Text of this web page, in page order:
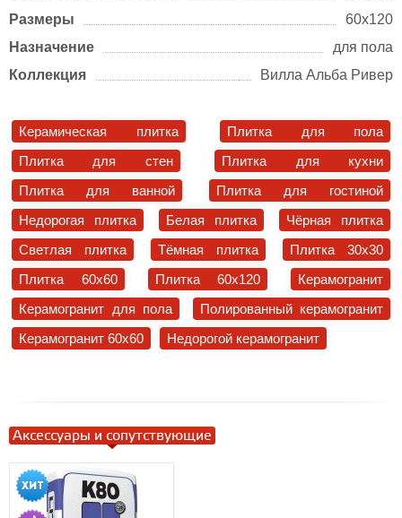
Размеры
60х120
Назначение
для пола
Коллекция
Вилла Альба Ривер
Керамическая плитка
Плитка для пола
Плитка для стен
Плитка для кухни
Плитка для ванной
Плитка для гостиной
Недорогая плитка
Белая плитка
Чёрная плитка
Светлая плитка
Тёмная плитка
Плитка 30x30
Плитка 60x60
Плитка 60x120
Керамогранит
Керамогранит для пола
Полированный керамогранит
Керамогранит 60x60
Недорогой керамогранит
Аксессуары и сопутствующие